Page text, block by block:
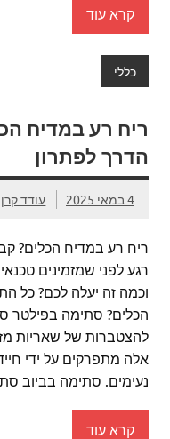
קרא עוד
כללי
ריח רע במדיח
הדרך לפתרון
4 במאי 2025 עודד קרן
ריח רע במדיח הכלים?
רגע לפני שמזמינים
וכמה זה יעלה לכם? כל
הכלים? סתימה בפילטר
להצטברות של שאריות
אלה מתפרקים על ידי
נעימים. סתימה בביוב
קרא עוד